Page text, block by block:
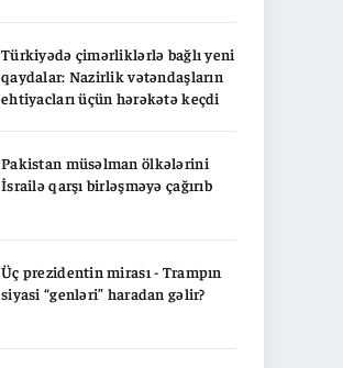
Türkiyədə çimərliklərlə bağlı yeni
qaydalar: Nazirlik vətəndaşların
ehtiyacları üçün hərəkətə keçdi
Pakistan müsəlman ölkələrini
İsrailə qarşı birləşməyə çağırıb
Üç prezidentin mirası - Trampın
siyasi “genləri” haradan gəlir?